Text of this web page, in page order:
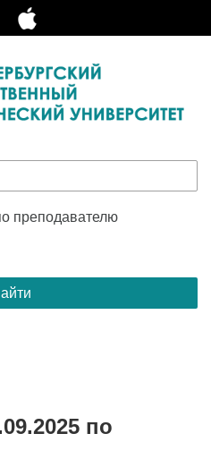
преподавателю
по